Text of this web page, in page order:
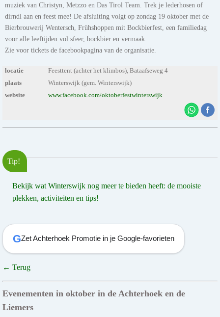
muziek van Christyn, Metzzo en Das Tirol Team. Trek je lederhosen of
dirndl aan en feest mee! De afsluiting volgt op zondag 19 oktober met de
Bierbrouwerij Wentersch, Frühshoppen mit Bockbierfest, een familiedag
voor alle leeftijden vol sfeer, bockbier en vermaak.
Zie voor tickets de facebookpagina van de organisatie.
locatie
Feesttent (achter het klimbos), Bataafseweg 4
plaats
Winterswijk (gem. Winterswijk)
website
www.facebook.com/oktoberfestwinterswijk
Tip!
Bekijk wat Winterswijk nog meer te bieden heeft: de mooiste
plekken, activiteiten en tips!
GZet Achterhoek Promotie in je Google-favorieten
← Terug
Evenementen in oktober in de Achterhoek en de
Liemers